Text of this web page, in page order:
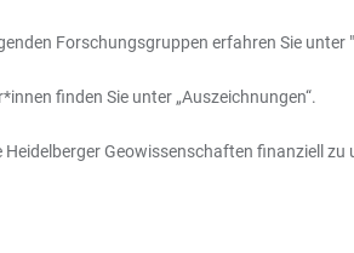
Forschungsgruppen erfahren Sie unter
finden Sie unter „Auszeichnungen“.
Heidelberger Geowissenschaften finanziell